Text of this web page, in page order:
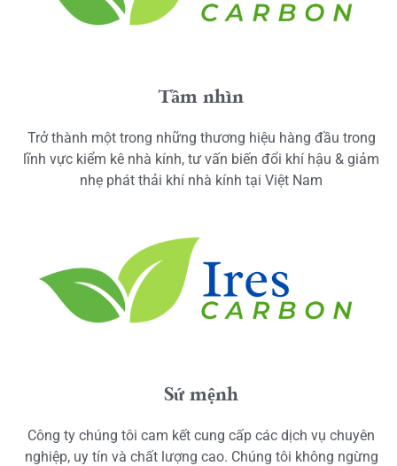
Tầm nhìn
Trở thành một trong những thương hiệu hàng đầu trong
lĩnh vực kiểm kê nhà kính, tư vấn biến đổi khí hậu & giảm
nhẹ phát thải khí nhà kính tại Việt Nam
Sứ mệnh
Công ty chúng tôi cam kết cung cấp các dịch vụ chuyên
nghiệp, uy tín và chất lượng cao. Chúng tôi không ngừng